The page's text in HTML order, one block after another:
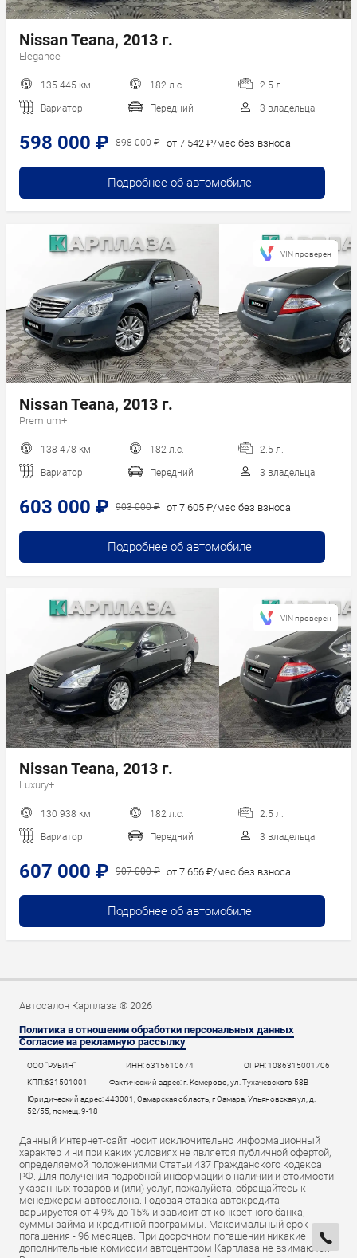
Nissan Teana, 2013 г.
Elegance
135 445 км 182 л.с. 2.5 л.
Вариатор Передний 3 владельца
598 000 ₽ 898 000 ₽ от 7 542 ₽/мес без взноса
Подробнее об автомобиле
Nissan Teana, 2013 г.
Premium+
138 478 км 182 л.с. 2.5 л.
Вариатор Передний 3 владельца
603 000 ₽ 903 000 ₽ от 7 605 ₽/мес без взноса
Подробнее об автомобиле
VIN проверен
Nissan Teana, 2013 г.
Luxury+
130 938 км 182 л.с. 2.5 л.
Вариатор Передний 3 владельца
607 000 ₽ 907 000 ₽ от 7 656 ₽/мес без взноса
Подробнее об автомобиле
VIN проверен
Автосалон Карплаза ® 2026
Политика в отношении обработки персональных данных
Согласие на рекламную рассылку
ООО "РУБИН" ИНН: 6315610674
ОГРН: 1086315001706
КПП:631501001
Фактический адрес: г. Кемерово, ул. Тухачевского 58В
Юридический адрес: 443001, Самарская область, г Самара, Ульяновская ул, д.
52/55, помещ. 9-18
Данный Интернет-сайт носит исключительно информационный
характер и ни при каких условиях не является публичной офертой,
определяемой положениями Статьи 437 Гражданского кодекса
РФ. Для получения подробной информации о наличии и стоимости
указанных товаров и (или) услуг, пожалуйста, обращайтесь к
менеджерам автосалона. Годовая ставка автокредита
варьируется от 4.9% до 15% и зависит от конкретного банка,
суммы займа и кредитной программы. Максимальный срок
погашения - 96 месяцев. При досрочном погашении никакие
дополнительные комиссии автоцентром Карплаза не взимаются.